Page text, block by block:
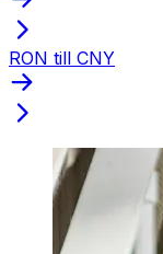
RON till CNY